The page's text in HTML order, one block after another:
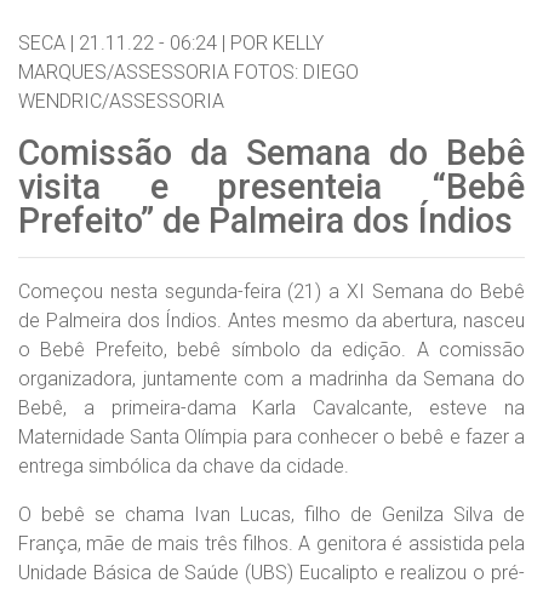
SECA | 21.11.22 - 06:24 | POR KELLY
MARQUES/ASSESSORIA FOTOS: DIEGO
WENDRIC/ASSESSORIA
Comissão da Semana do Bebê
visita e presenteia “Bebê
Prefeito” de Palmeira dos Índios
Começou nesta segunda-feira (21) a XI Semana do Bebê
de Palmeira dos Índios. Antes mesmo da abertura, nasceu
o Bebê Prefeito, bebê símbolo da edição. A comissão
organizadora, juntamente com a madrinha da Semana do
Bebê, a primeira-dama Karla Cavalcante, esteve na
Maternidade Santa Olímpia para conhecer o bebê e fazer a
entrega simbólica da chave da cidade.
O bebê se chama Ivan Lucas, filho de Genilza Silva de
França, mãe de mais três filhos. A genitora é assistida pela
Unidade Básica de Saúde (UBS) Eucalipto e realizou o pré-